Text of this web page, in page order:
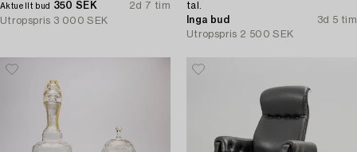
Aktuellt bud 350 SEK
2d 7 tim
Utropspris 3 000 SEK
tal.
Inga bud
3d 5 tim
Utropspris 2 500 SEK